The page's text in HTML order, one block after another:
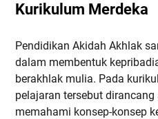
Kurikulum Merdeka
Pendidikan Akidah Akhlak
dalam membentuk
berakhlak mulia. Pada
pelajaran tersebut
memahami konsep-konsep